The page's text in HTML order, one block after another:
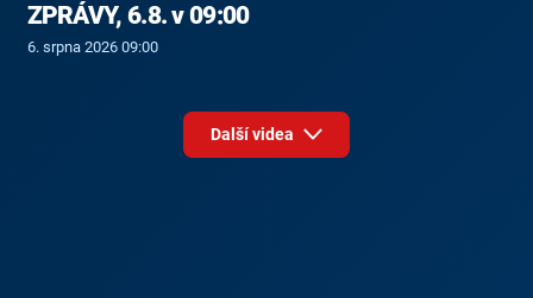
ZPRÁVY, 6.8. v 09:00
6. srpna 2026 09:00
Další videa